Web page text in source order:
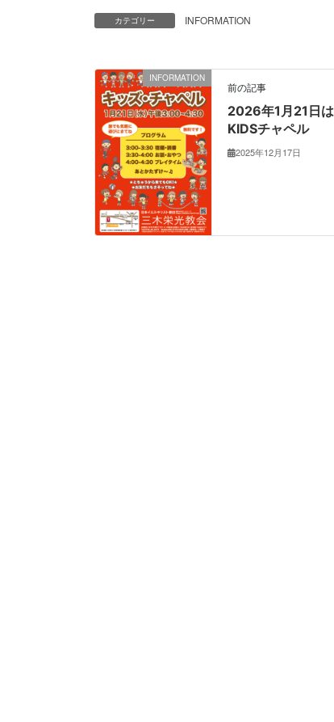
カテゴリー INFORMATION
INFORMATION
前の記事
2026年1月21日は
KIDSチャペル
2025年12月17日